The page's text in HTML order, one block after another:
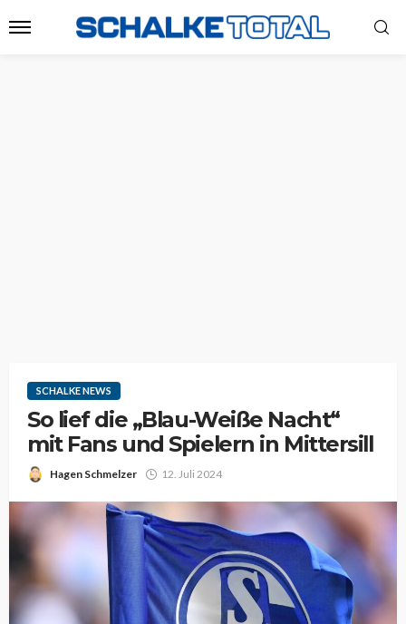
SCHALKE NEWS
So lief die „Blau-Weiße Nacht“
mit Fans und Spielern in Mittersill
Hagen Schmelzer 12. Juli 2024